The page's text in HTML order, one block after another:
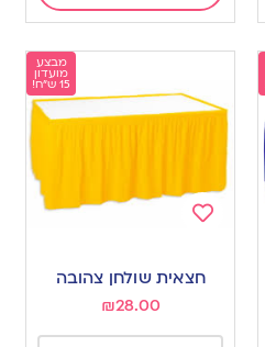
מבצע
מועדון
15 ש"ח!
חצאית שולחן צהובה
₪28.00